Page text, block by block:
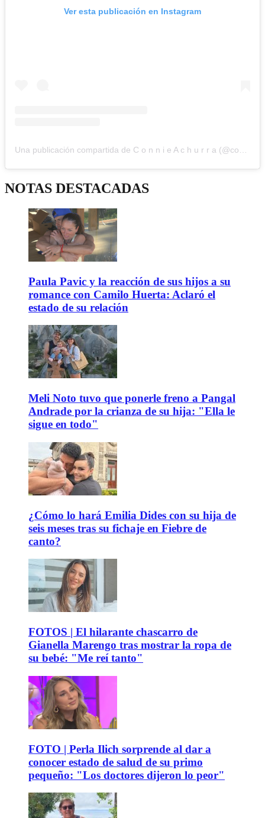
Ver esta publicación en Instagram
NOTAS DESTACADAS
Paula Pavic y la reacción de sus hijos a su
romance con Camilo Huerta: Aclaró el
estado de su relación
Meli Noto tuvo que ponerle freno a Pangal
Andrade por la crianza de su hija: "Ella le
sigue en todo"
¿Cómo lo hará Emilia Dides con su hija de
seis meses tras su fichaje en Fiebre de
canto?
FOTOS | El hilarante chascarro de
Gianella Marengo tras mostrar la ropa de
su bebé: "Me reí tanto"
FOTO | Perla Ilich sorprende al dar a
conocer estado de salud de su primo
pequeño: "Los doctores dijeron lo peor"